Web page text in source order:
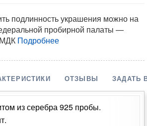
подлинность украшения можно на
пробирной палаты —
Подробнее
ОТЗЫВЫ ЗАДАТЬ
из серебра 925 пробы.